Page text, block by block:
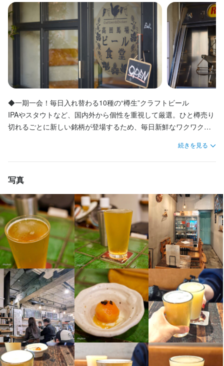
分のペースで安心して馴染んでいけます。
◆一期一会！毎日入れ替わる10種の“樽生”クラフトビール
IPAやスタウトなど、国内外から個性を重視して厳選。ひと樽売り
切れるごとに新しい銘柄が登場するため、毎日新鮮なワクワク感
◆キャリア20年の料理長が手掛ける、ビールに寄り添う絶品ビス
トロ料理
専用グリルでジューシーに焼き上げる「大山鶏のロティサリーチ
キン」や、名店仕込みの美しい「前菜盛合せ」など、ビールに合
うレシピを徹底追求。本物の技術と知識が自然と身につく環境で
す。
続きを見る
写真
仕事内容
主に調理、仕込み、メニュー考案等が中心ですが、オープンキッ
チンの調理スタッフなのでホール業務全般もしていただきます。
この仕事のおすすめポイント
完全週休二日制なのでプライベートは充実できます。
仕入れ・食材の目利き
応募資格
必須スキル・経験
コミュニケーション能力 飲食店での調理経験 飲食店での接客経験
■重要■
当店のご利用が１回以上ある方のみご応募ください。
来たことない方は一度ご利用の上でご検討願います。
技術よりもやる気と真面目さが一番です。
よろしくお願いいたします。
歓迎スキル・経験
コミュニケーション能力 飲食店での調理経験 飲食店での接客経験
仕事内容
●接客
●配膳
●ドリンク作成
●清掃
●仕込み
●調理補助など
「自分のお店を持ちたい！」という独立志向のある方歓迎!
応募資格
必須スキル・経験
コミュニケーション能力
ネイティブ相当の日本語でしっかり接客ができる方
歓迎スキル・経験
コミュニケーション能力 飲食店での調理経験 飲食店での接客経験
求める人物像
・20歳以上（酒場の為）